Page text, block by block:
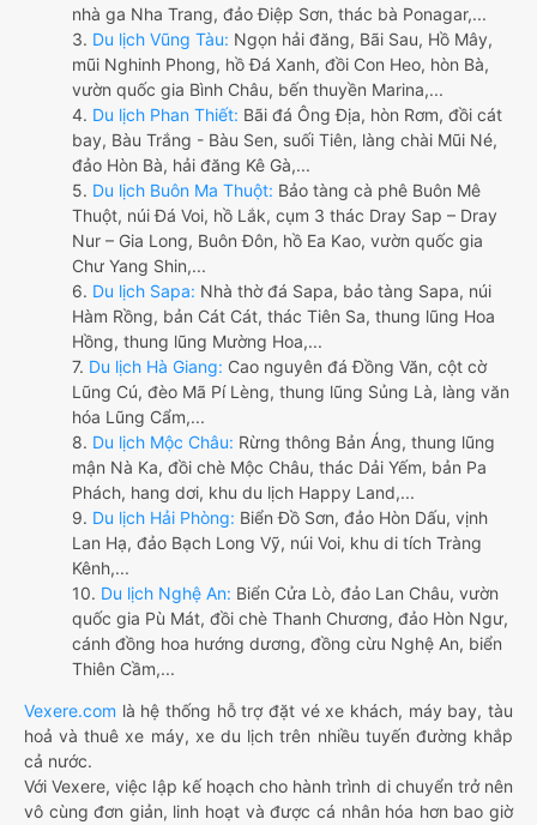
nhà ga Nha Trang, đảo Điệp Sơn, thác bà Ponagar,...
3. Du lịch Vũng Tàu: Ngọn hải đăng, Bãi Sau, Hồ Mây,
mũi Nghinh Phong, hồ Đá Xanh, đồi Con Heo, hòn Bà,
vườn quốc gia Bình Châu, bến thuyền Marina,...
4. Du lịch Phan Thiết: Bãi đá Ông Địa, hòn Rơm, đồi cát
bay, Bàu Trắng - Bàu Sen, suối Tiên, làng chài Mũi Né,
đảo Hòn Bà, hải đăng Kê Gà,...
5. Du lịch Buôn Ma Thuột: Bảo tàng cà phê Buôn Mê
Thuột, núi Đá Voi, hồ Lắk, cụm 3 thác Dray Sap – Dray
Nur – Gia Long, Buôn Đôn, hồ Ea Kao, vườn quốc gia
Chư Yang Shin,...
6. Du lịch Sapa: Nhà thờ đá Sapa, bảo tàng Sapa, núi
Hàm Rồng, bản Cát Cát, thác Tiên Sa, thung lũng Hoa
Hồng, thung lũng Mường Hoa,...
7. Du lịch Hà Giang: Cao nguyên đá Đồng Văn, cột cờ
Lũng Cú, đèo Mã Pí Lèng, thung lũng Sủng Là, làng văn
hóa Lũng Cẩm,...
8. Du lịch Mộc Châu: Rừng thông Bản Áng, thung lũng
mận Nà Ka, đồi chè Mộc Châu, thác Dải Yếm, bản Pa
Phách, hang dơi, khu du lịch Happy Land,...
9. Du lịch Hải Phòng: Biển Đồ Sơn, đảo Hòn Dấu, vịnh
Lan Hạ, đảo Bạch Long Vỹ, núi Voi, khu di tích Tràng
Kênh,...
10. Du lịch Nghệ An: Biển Cửa Lò, đảo Lan Châu, vườn
quốc gia Pù Mát, đồi chè Thanh Chương, đảo Hòn Ngư,
cánh đồng hoa hướng dương, đồng cừu Nghệ An, biển
Thiên Cầm,...
Vexere.com là hệ thống hỗ trợ đặt vé xe khách, máy bay, tàu
hoả và thuê xe máy, xe du lịch trên nhiều tuyến đường khắp
cả nước.
Với Vexere, việc lập kế hoạch cho hành trình di chuyển trở nên
vô cùng đơn giản, linh hoạt và được cá nhân hóa hơn bao giờ